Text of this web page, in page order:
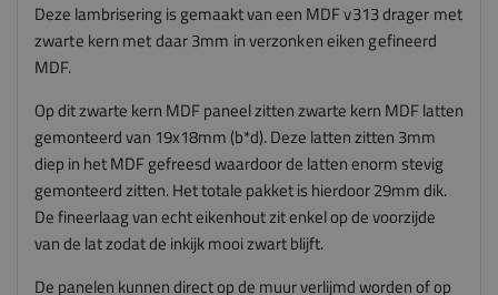
Deze lambrisering is gemaakt van een MDF v313 drager met
zwarte kern met daar 3mm in verzonken eiken gefineerd
MDF.
Op dit zwarte kern MDF paneel zitten zwarte kern MDF latten
gemonteerd van 19x18mm (b*d). Deze latten zitten 3mm
diep in het MDF gefreesd waardoor de latten enorm stevig
gemonteerd zitten. Het totale pakket is hierdoor 29mm dik.
De fineerlaag van echt eikenhout zit enkel op de voorzijde
van de lat zodat de inkijk mooi zwart blijft.
De panelen kunnen direct op de muur verlijmd worden of op